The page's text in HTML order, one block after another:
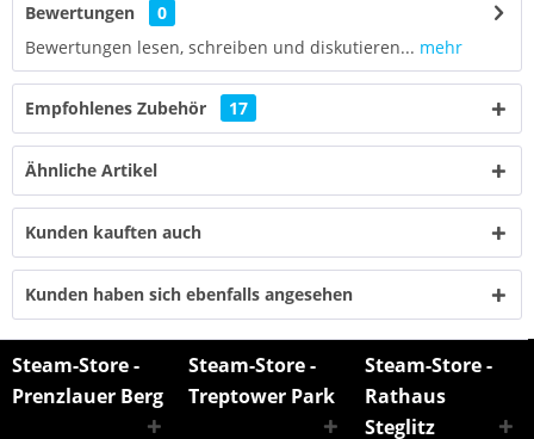
Bewertungen
0
Bewertungen lesen, schreiben und diskutieren... mehr
Empfohlenes Zubehör 17
Ähnliche Artikel
Kunden kauften auch
Kunden haben sich ebenfalls angesehen
Steam-Store -
Prenzlauer Berg
Steam-Store -
Treptower Park
Steam-Store -
Rathaus
Steglitz